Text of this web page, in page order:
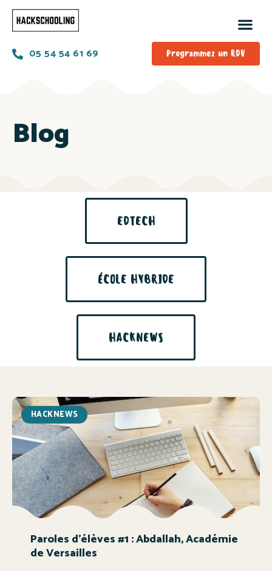
05 54 54 61 69 Programmez un RDV
Blog
EDTECH
ÉCOLE HYBRIDE
HACKNEWS
HACKNEWS
Paroles d’élèves #1 : Abdallah, Académie
de Versailles